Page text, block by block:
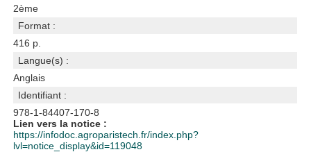
2ème
Format :
416 p.
Langue(s) :
Anglais
Identifiant :
978-1-84407-170-8
Lien vers la notice :
https://infodoc.agroparistech.fr/index.php?
lvl=notice_display&id=119048